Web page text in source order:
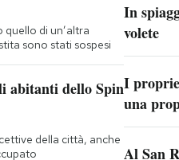
di un’altra
sono stati sospesi
abitanti dello Spin
della città, anche
In
volete
I
una
Al San